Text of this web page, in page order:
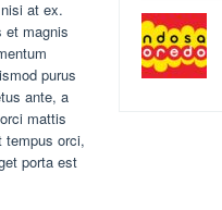
at ex.
et magnis
purus
ante, a
mattis
tempus orci,
porta est